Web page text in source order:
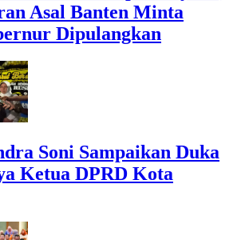
Asal Banten Minta
Dipulangkan
Soni Sampaikan Duka
Ketua DPRD Kota